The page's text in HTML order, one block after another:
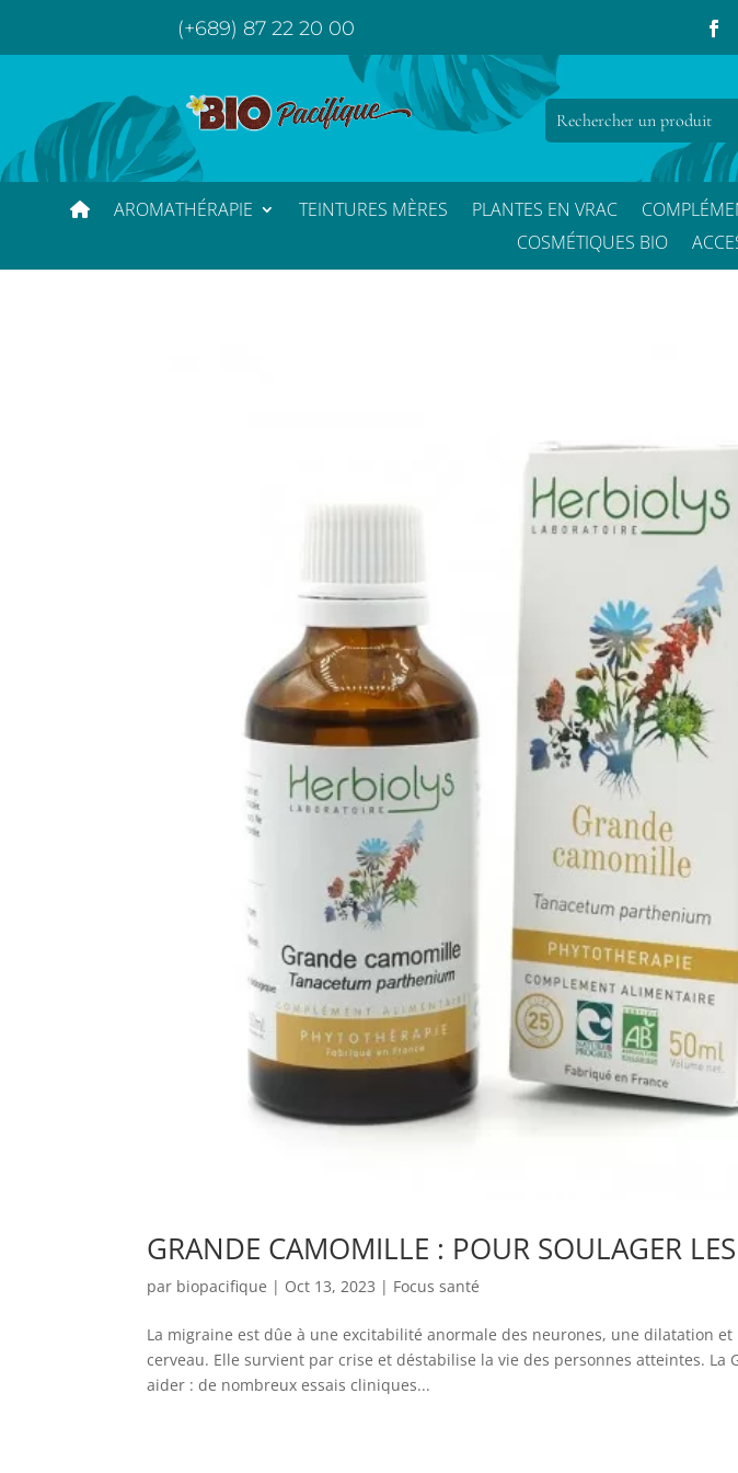
(+689) 87 22 20 00
AROMATHÉRAPIE TEINTURES MÈRES PLANTES EN VRAC
COSMÉTIQUES BIO
GRANDE CAMOMILLE : POUR SOULAGER
par biopacifique | Oct 13, 2023 | Focus santé
La migraine est dûe à une excitabilité anormale des neurones, une dilatation
cerveau. Elle survient par crise et déstabilise la vie des personnes atteintes. La
aider : de nombreux essais cliniques...